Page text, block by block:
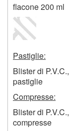
flacone 200 ml
Pastiglie:
Blister di
pastiglie
Compresse:
Blister di
compresse